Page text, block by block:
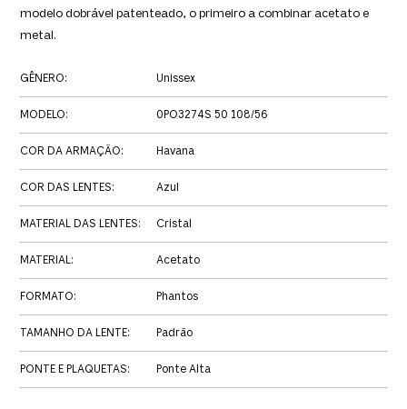
modelo dobrável patenteado, o primeiro a combinar acetato e
metal.
GÊNERO: Unissex
MODELO: 0PO3274S 50 108/56
COR DA ARMAÇÃO: Havana
COR DAS LENTES: Azul
MATERIAL DAS LENTES: Cristal
MATERIAL: Acetato
FORMATO: Phantos
TAMANHO DA LENTE: Padrão
PONTE E PLAQUETAS: Ponte Alta